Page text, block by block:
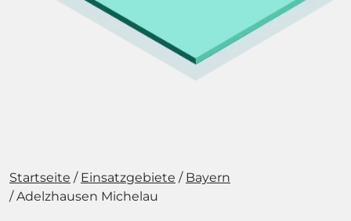
Startseite Einsatzgebiete
Bayern
Adelzhausen Michelau